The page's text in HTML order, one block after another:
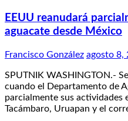
EEUU reanudará
aguacate desde México
Francisco González agosto 8,
SPUTNIK WASHINGTON.-
cuando el Departamento de
parcialmente sus actividades
Tacámbaro, Uruapan y el